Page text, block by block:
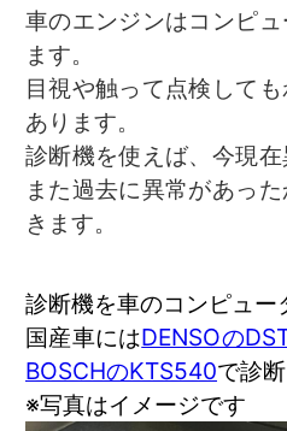
車のエンジンはコンピ
ます。
目視や触って点検して
あります。
診断機を使えば、今現在
また過去に異常があっ
きます。
診断機を車のコンピュー
国産車にはDENSOの
BOSCHのKTS540で診
※写真はイメージです